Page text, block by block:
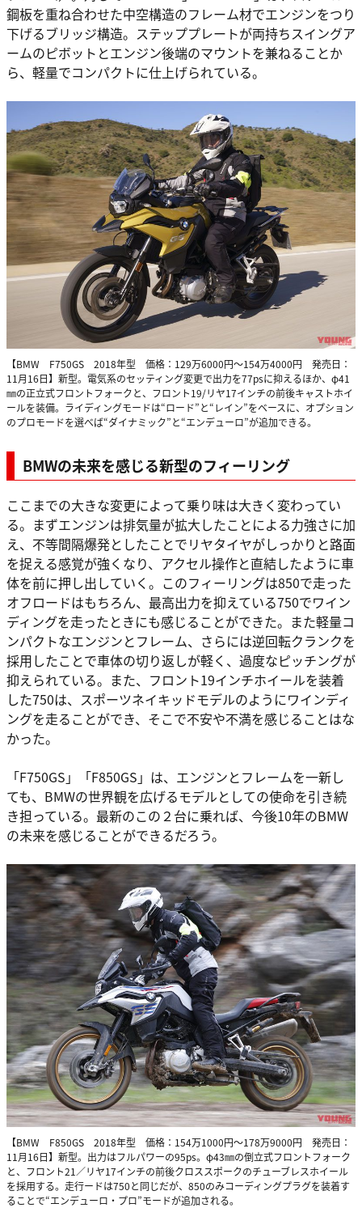
鋼板を重ね合わせた中空構造のフレーム材でエンジンをつり
下げるブリッジ構造。ステッププレートが両持ちスイングア
ームのピボットとエンジン後端のマウントを兼ねることか
ら、軽量でコンパクトに仕上げられている。
【BMW F750GS 2018年型 価格：129万6000円～154万4000円 発売日：
11月16日】新型。電気系のセッティング変更で出力を77psに抑えるほか、φ41
㎜の正立式フロントフォークと、フロント19/リヤ17インチの前後キャストホイ
ールを装備。ライディングモードは“ロード”と“レイン”をベースに、オプション
のプロモードを選べば“ダイナミック”と“エンデューロ”が追加できる。
BMWの未来を感じる新型のフィーリング
ここまでの大きな変更によって乗り味は大きく変わってい
る。まずエンジンは排気量が拡大したことによる力強さに加
え、不等間隔爆発としたことでリヤタイヤがしっかりと路面
を捉える感覚が強くなり、アクセル操作と直結したように車
体を前に押し出していく。このフィーリングは850で走った
オフロードはもちろん、最高出力を抑えている750でワイン
ディングを走ったときにも感じることができた。また軽量コ
ンパクトなエンジンとフレーム、さらには逆回転クランクを
採用したことで車体の切り返しが軽く、過度なピッチングが
抑えられている。また、フロント19インチホイールを装着
した750は、スポーツネイキッドモデルのようにワインディ
ングを走ることができ、そこで不安や不満を感じることはな
かった。
「F750GS」「F850GS」は、エンジンとフレームを一新し
ても、BMWの世界観を広げるモデルとしての使命を引き続
き担っている。最新のこの２台に乗れば、今後10年のBMW
の未来を感じることができるだろう。
【BMW F850GS 2018年型 価格：154万1000円～178万9000円 発売日：
11月16日】新型。出力はフルパワーの95ps。φ43㎜の倒立式フロントフォーク
と、フロント21／リヤ17インチの前後クロススポークのチューブレスホイール
を採用する。走行ードは750と同じだが、850のみコーディングプラグを装着す
ることで“エンデューロ・プロ”モードが追加される。